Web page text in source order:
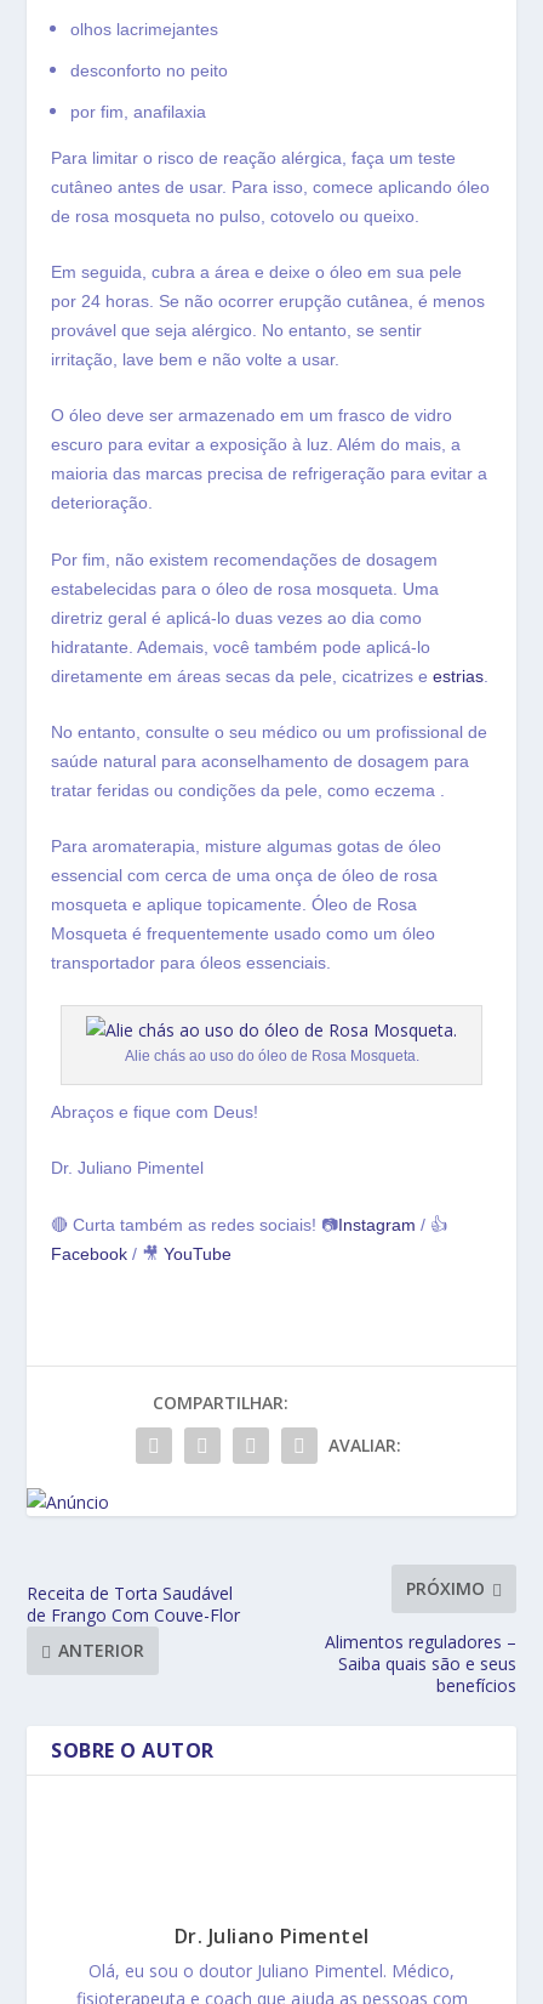
olhos lacrimejantes
desconforto no peito
por fim, anafilaxia
Para limitar o risco de reação alérgica, faça um teste
cutâneo antes de usar. Para isso, comece aplicando óleo
de rosa mosqueta no pulso, cotovelo ou queixo.
Em seguida, cubra a área e deixe o óleo em sua pele
por 24 horas. Se não ocorrer erupção cutânea, é menos
provável que seja alérgico. No entanto, se sentir
irritação, lave bem e não volte a usar.
O óleo deve ser armazenado em um frasco de vidro
escuro para evitar a exposição à luz. Além do mais, a
maioria das marcas precisa de refrigeração para evitar a
deterioração.
Por fim, não existem recomendações de dosagem
estabelecidas para o óleo de rosa mosqueta. Uma
diretriz geral é aplicá-lo duas vezes ao dia como
hidratante. Ademais, você também pode aplicá-lo
diretamente em áreas secas da pele, cicatrizes eestrias
No entanto, consulte o seu médico ou um profissional de
saúde natural para aconselhamento de dosagem para
tratar feridas ou condições da pele, como eczema .
Para aromaterapia, misture algumas gotas de óleo
essencial com cerca de uma onça de óleo de rosa
mosqueta e aplique topicamente. Óleo de Rosa
Mosqueta é frequentemente usado como um óleo
transportador para óleos essenciais.
Alie chás ao uso do óleo de Rosa Mosqueta.
Abraços e fique com Deus!
Dr. Juliano Pimentel
🔴 Curta também as redes sociais! 📷Instagram / 👍
Facebook / 🎥 YouTube
COMPARTILHAR:
AVALIAR:
Receita de Torta Saudável
de Frango Com Couve-Flor
ANTERIOR
PRÓXIMO
Alimentos reguladores –
Saiba quais são e seus
benefícios
SOBRE O AUTOR
Dr. Juliano Pimentel
Olá, eu sou o doutor Juliano Pimentel. Médico,
fisioterapeuta e coach que ajuda as pessoas com